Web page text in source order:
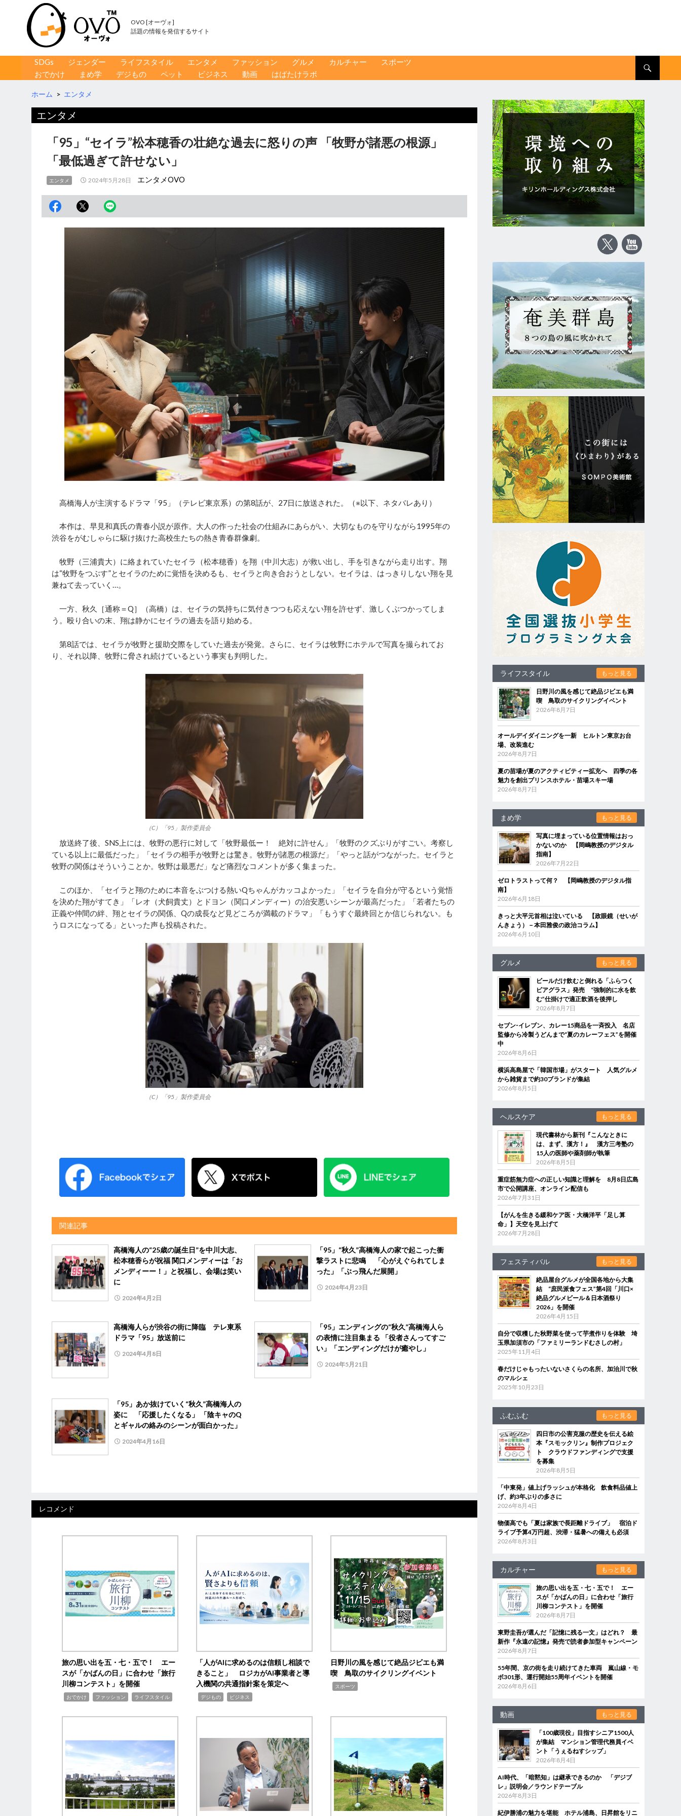
OVO [オーヴォ]
話題の情報を発信するサイト
コンテンツへ移動
SDGs ジェンダー ライフスタイル エンタメ ファッション グルメ カルチャー
スポーツ
おでかけ
まめ学 デジもの ペット ビジネス 動画 はばたけラボ
ホーム > エンタメ
エンタメ
「95」“セイラ”松本穂香の壮絶な過去に怒りの声 「牧野が諸悪の根源」
「最低過ぎて許せない」
エンタメ 2024年5月28日 エンタメOVO
高橋海人が主演するドラマ「95」（テレビ東京系）の第8話が、27日に放送された。（※以下、ネタバレあり）
本作は、早見和真氏の青春小説が原作。大人の作った社会の仕組みにあらがい、大切なものを守りながら1995年の
渋谷をがむしゃらに駆け抜けた高校生たちの熱き青春群像劇。
牧野（三浦貴大）に絡まれていたセイラ（松本穂香）を翔（中川大志）が救い出し、手を引きながら走り出す。翔
は“牧野をつぶす”とセイラのために覚悟を決めるも、セイラと向き合おうとしない。セイラは、はっきりしない翔を見
兼ねて去っていく…。
一方、秋久［通称＝Q］（高橋）は、セイラの気持ちに気付きつつも応えない翔を許せず、激しくぶつかってしま
う。殴り合いの末、翔は静かにセイラの過去を語り始める。
第8話では、セイラが牧野と援助交際をしていた過去が発覚。さらに、セイラは牧野にホテルで写真を撮られてお
り、それ以降、牧野に脅され続けているという事実も判明した。
（C）「95」製作委員会
放送終了後、SNS上には、牧野の悪行に対して「牧野最低ー！ 絶対に許せん」「牧野のクズぶりがすごい。考察し
ている以上に最低だった」「セイラの相手が牧野とは驚き。牧野が諸悪の根源だ」「やっと話がつながった。セイラと
牧野の関係はそういうことか。牧野は最悪だ」など痛烈なコメントが多く集まった。
このほか、「セイラと翔のために本音をぶつける熱いQちゃんがカッコよかった」「セイラを自分が守るという覚悟
を決めた翔がすてき」「レオ（犬飼貴丈）とドヨン（関口メンディー）の治安悪いシーンが最高だった」「若者たちの
正義や仲間の絆、翔とセイラの関係、Qの成長など見どころが満載のドラマ」「もうすぐ最終回とか信じられない。も
うロスになってる」といった声も投稿された。
（C）「95」製作委員会
関連記事
高橋海人の“25歳の誕生日”を中川大志、
松本穂香らが祝福 関口メンディーは「お
メンディーー！」と祝福し、会場は笑い
に
2024年4月2日
「95」“秋久”高橋海人の家で起こった衝
撃ラストに悲鳴 「心がえぐられてしま
った」「ぶっ飛んだ展開」
2024年4月23日
高橋海人らが渋谷の街に降臨 テレ東系
ドラマ「95」放送前に
2024年4月8日
「95」エンディングの“秋久”高橋海人ら
の表情に注目集まる 「役者さんってすご
い」「エンディングだけが癒やし」
2024年5月21日
「95」あか抜けていく“秋久”高橋海人の
姿に 「応援したくなる」 「陰キャのQ
とギャルの絡みのシーンが面白かった」
2024年4月16日
レコメンド
旅の思い出を五・七・五で！ エー
スが「かばんの日」に合わせ「旅行
川柳コンテスト」を開催
おでかけ ファッション ライフスタイル
「人がAIに求めるのは信頼し相談で
きること」 ロジカがAI事業者と導
入機関の共通指針案を策定へ
デジもの ビジネス
日野川の風を感じて絶品ジビエも満
喫 鳥取のサイクリングイベント
スポーツ
ライフスタイル もっと見る
日野川の風を感じて絶品ジビエも満
喫 鳥取のサイクリングイベント
2026年8月7日
オールデイダイニングを一新 ヒルトン東京お台
場、改装進む
2026年8月7日
夏の苗場が夏のアクティビティー拡充へ 四季の各
魅力を創出プリンスホテル・苗場スキー場
2026年8月7日
まめ学 もっと見る
写真に埋まっている位置情報はおっ
かないのか 【岡嶋教授のデジタル
指南】
2026年7月22日
ゼロトラストって何？ 【岡嶋教授のデジタル指
南】
2026年6月18日
きっと大平元首相は泣いている 【政眼鏡（せいが
んきょう）－本田雅俊の政治コラム】
2026年6月10日
グルメ もっと見る
ビールだけ飲むと倒れる「ふらつく
ビアグラス」発売 “強制的に水を飲
む”仕掛けで適正飲酒を後押し
2026年8月7日
セブン‐イレブン、カレー15商品を一斉投入 名店
監修から冷製うどんまで“夏のカレーフェス”を開催
中
2026年8月6日
横浜高島屋で「韓国市場」がスタート 人気グルメ
から雑貨まで約30ブランドが集結
2026年8月5日
ヘルスケア もっと見る
現代書林から新刊『こんなときに
は、まず、漢方！』 漢方三考塾の
15人の医師や薬剤師が執筆
2026年8月5日
重症筋無力症への正しい知識と理解を 8月8日広島
市で公開講座、オンライン配信も
2026年7月31日
【がんを生きる緩和ケア医・大橋洋平「足し算
命」】天空を見上げて
2026年7月28日
フェスティバル もっと見る
絶品屋台グルメが全国各地から大集
結 “庶民派食フェス”第4回「川口×
絶品グルメビール＆日本酒祭り
2026」を開催
2026年4月15日
自分で収穫した秋野菜を使って芋煮作りを体験 埼
玉県加須市の「ファミリーランドむさしの村」
2025年11月4日
春だけじゃもったいないさくらの名所、加治川で秋
のマルシェ
2025年10月23日
ふむふむ もっと見る
四日市の公害克服の歴史を伝える絵
本『スモックリン』制作プロジェク
ト クラウドファンディングで支援
を募集
2026年8月5日
「中東発」値上げラッシュが本格化 飲食料品値上
げ、約3年ぶりの多さに
2026年8月4日
物価高でも「夏は家族で長距離ドライブ」 宿泊ド
ライブ予算4万円超、渋滞・猛暑への備えも必須
2026年8月3日
カルチャー もっと見る
旅の思い出を五・七・五で！ エー
スが「かばんの日」に合わせ「旅行
川柳コンテスト」を開催
2026年8月7日
東野圭吾が選んだ「記憶に残る一文」はどれ？ 最
新作『永遠の記憶』発売で読者参加型キャンペーン
2026年8月7日
55年間、京の街を走り続けてきた車両 嵐山線・モ
ボ301形、運行開始55周年イベントを開催
2026年8月6日
動画 もっと見る
「100歳現役」目指すシニア1500人
が集結 マンション管理代務員イベ
ント「うぇるねすシップ」
2026年8月4日
AI時代、「暗黙知」は継承できるのか 「デジブ
レ」説明会／ラウンドテーブル
2026年8月3日
紀伊勝浦の魅力を堪能 ホテル浦島、日昇館をリニ